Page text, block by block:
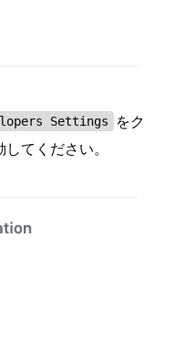
Settings
をク
てください。